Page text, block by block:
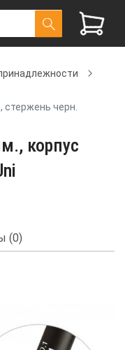
стержень черн.
корпус
(0)